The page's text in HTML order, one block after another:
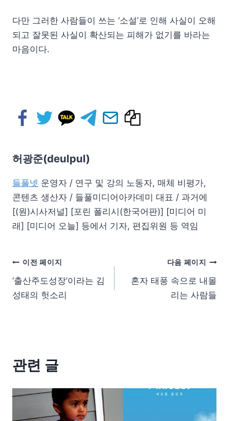
다만 그러한 사람들이 쓰는 ‘소설’로 인해 사실이 오해
되고 잘못된 사실이 확산되는 피해가 없기를 바라는
마음이다.
허광준(deulpul)
들풀넷 운영자 / 연구 및 강의 노동자, 매체 비평가,
콘텐츠 생산자 / 들풀미디어아카데미 대표 / 과거에
[(원)시사저널] [포린 폴리시(한국어판)] [미디어 미
래] [미디어 오늘] 등에서 기자, 편집위원 등 역임
이전 페이지
‘출산주도성장’이라는 김
성태의 헛소리
다음 페이지
혼자 태풍 속으로 내몰
리는 사람들
관련 글